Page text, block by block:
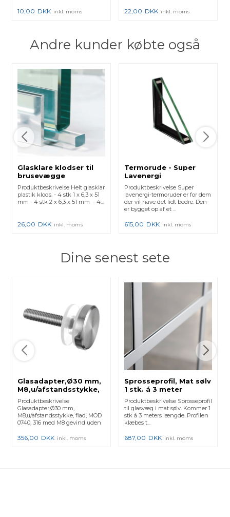
10,00 DKK inkl. moms 22,00 DKK inkl. moms
Andre kunder købte også
Glasklare klodser til
brusevægge
Produktbeskrivelse Helt glasklar
plastik klods. - 4 stk 1 x 6,3 x 51
mm - 4 stk 2 x 6,3 x 51 mm - 4...
26,00 DKK inkl. moms
Termorude - Super
Lavenergi
Produktbeskrivelse Super
lavenergi-termoruder er for dem
der vil have det lidt bedre. Den
er bygget op af et ...
615,00 DKK inkl. moms
Dine senest sete
Glasadapter,Ø30 mm,
M8,u/afstandsstykke,
flad, MOD 0740, 316 -
(14074012) 140740-12 -
4 Stk.
Produktbeskrivelse
Glasadapter,Ø30 mm,
M8,u/afstandsstykke, flad, MOD
0740, 316 med M8 gevind uden
356,00 DKK inkl. moms
Sprosseprofil, Mat sølv
1 stk. á 3 meter
Produktbeskrivelse Sprosseprofil
til glasvæg i mat sølv. Kommer 1
stk á 3 meters længde. Profilen
klæbes t...
687,00 DKK inkl. moms